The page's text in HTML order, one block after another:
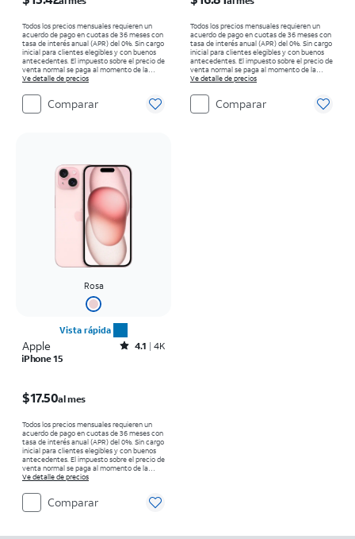
Todos los precios mensuales requieren un
acuerdo de pago en cuotas de 36 meses con
tasa de interés anual (APR) del 0%. Sin cargo
inicial para clientes elegibles y con buenos
antecedentes. El impuesto sobre el precio de
venta normal se paga al momento de la
compra. Existen restricciones.
Ve detalle de precios
Comparar
Todos los precios mensuales requieren un
acuerdo de pago en cuotas de 36 meses con
tasa de interés anual (APR) del 0%. Sin cargo
inicial para clientes elegibles y con buenos
antecedentes. El impuesto sobre el precio de
venta normal se paga al momento de la
compra. Existen restricciones.
Ve detalle de precios
Comparar
Rosa
Vista rápida
Apple Rated4.1out of 5 stars with4788reviews
4.1
4K
iPhone 15
$17.50al mes
Todos los precios mensuales requieren un
acuerdo de pago en cuotas de 36 meses con
tasa de interés anual (APR) del 0%. Sin cargo
inicial para clientes elegibles y con buenos
antecedentes. El impuesto sobre el precio de
venta normal se paga al momento de la
compra. Existen restricciones.
Ve detalle de precios
Comparar